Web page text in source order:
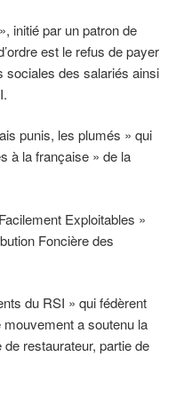
initié par un patron de
est le refus de payer
sociales des salariés ainsi
punis, les plumés » qui
à la française » de la
Exploitables »
Foncière des
du RSI » qui fédèrent
a soutenu la
de restaurateur, partie de